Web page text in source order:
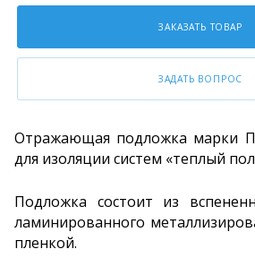
ЗАКАЗАТЬ ТОВАР
ЗАДАТЬ ВОПРОС
Отражающая подложка марки
для изоляции систем «теплый
Подложка состоит из
ламинированного
пленкой.